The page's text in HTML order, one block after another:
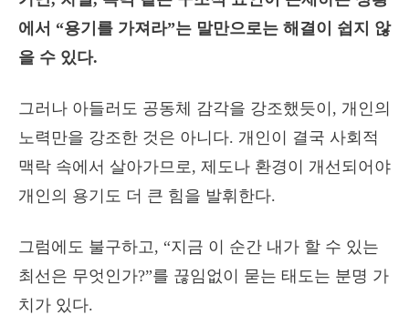
에서 “용기를 가져라”는 말만으로는 해결이 쉽지 않
을 수 있다.
그러나 아들러도 공동체 감각을 강조했듯이, 개인의
노력만을 강조한 것은 아니다. 개인이 결국 사회적
맥락 속에서 살아가므로, 제도나 환경이 개선되어야
개인의 용기도 더 큰 힘을 발휘한다.
그럼에도 불구하고, “지금 이 순간 내가 할 수 있는
최선은 무엇인가?”를 끊임없이 묻는 태도는 분명 가
치가 있다.